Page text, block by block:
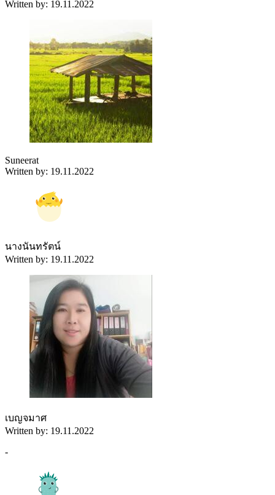
Written by: 19.11.2022
Suneerat
Written by: 19.11.2022
นางนันทรัตน์
Written by: 19.11.2022
เบญจมาศ
Written by: 19.11.2022
-